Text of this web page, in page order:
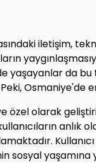
iletişim,
yaşayanlar da bu
Peki, Osmaniye'de
özel olarak
anlık
sosyal